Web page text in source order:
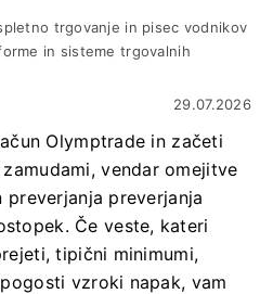
trgovanje in pisec vodnikov
in sisteme trgovalnih
29.07.2026
Olymptrade in začeti
vendar omejitve
preverjanja
Če veste, kateri
tipični minimumi,
vzroki napak, vam